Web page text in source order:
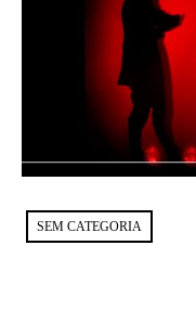
SEM CATEGORIA